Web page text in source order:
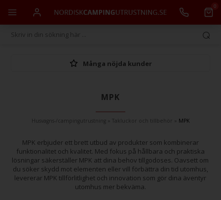
0
Många nöjda kunder
MPK
Husvagns-/campingutrustning» Takluckor och tillbehör MPK
MPK erbjuder ett brett utbud av produkter som kombinerar
funktionalitet och kvalitet. Med fokus på hållbara och praktiska
lösningar säkerställer MPK att dina behov tillgodoses. Oavsett om
du söker skydd mot elementen eller vill förbättra din tid utomhus,
levererar MPK tillförlitlighet och innovation som gör dina äventyr
utomhus mer bekväma.